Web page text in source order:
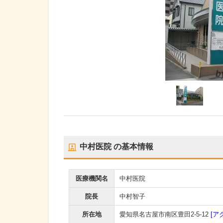
中村医院の基本情報
医療機関名 中村医院
院長 中村智子
所在地 愛知県名古屋市南区豊田2-5-12 [ア